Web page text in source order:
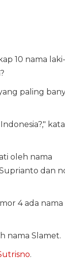
10 nama
paling
kata
oleh nama
dan
4 ada nama
nama Slamet.
.